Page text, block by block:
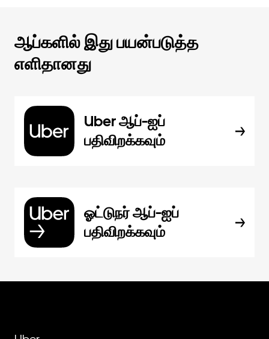
ஆப்களில் இது பயன்படுத்த
எளிதானது
Uber ஆப்-ஐப்
பதிவிறக்கவும்
ஓட்டுநர் ஆப்-ஐப்
பதிவிறக்கவும்